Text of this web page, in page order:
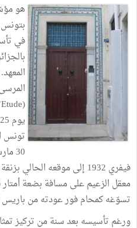
هو
في
تونس
فيفري 1932 إلى موقعه
معقل الزعيم على مسافة بضعة
تسوّغه كمحام فور عودته من باريس في